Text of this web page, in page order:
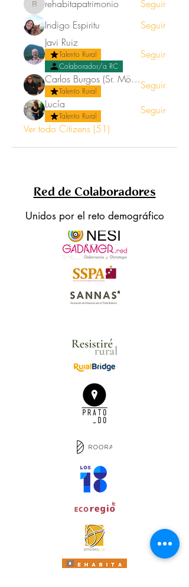
rehabitapatrimonio
rehabitapatrimonio
Seguir
Indigo Espiritu
Seguir
Javi Ruiz
Talento Rural
Colaborador/a RC
Seguir
Carlos Burgos (Sr. Mörez)
Talento Rural
Seguir
Lucía
Talento Rural
Seguir
Ver todo Citizens (51)
Red de Colaboradores
Unidos por el reto demográfico